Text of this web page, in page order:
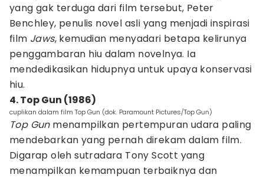
yang gak terduga dari film tersebut, Peter
Benchley, penulis novel asli yang menjadi inspirasi
film Jaws, kemudian menyadari betapa kelirunya
penggambaran hiu dalam novelnya. Ia
mendedikasikan hidupnya untuk upaya konservasi
hiu.
4. Top Gun (1986)
cuplikan dalam film Top Gun (dok. Paramount Pictures/Top Gun)
Top Gunmenampilkan pertempuran udara paling
mendebarkan yang pernah direkam dalam film.
Digarap oleh sutradara Tony Scott yang
menampilkan kemampuan terbaiknya dan